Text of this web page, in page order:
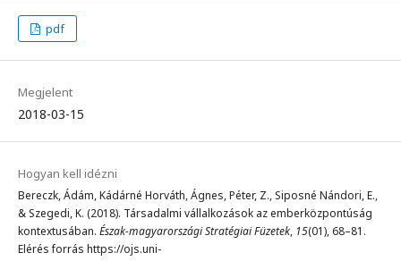
pdf
Megjelent
2018-03-15
Hogyan kell idézni
Bereczk, Ádám, Kádárné Horváth, Ágnes, Péter, Z., Siposné Nándori, E.,
& Szegedi, K. (2018). Társadalmi vállalkozások az emberközpontúság
kontextusában. Észak-magyarországi Stratégiai Füzetek, 15(01), 68–81.
Elérés forrás https://ojs.uni-